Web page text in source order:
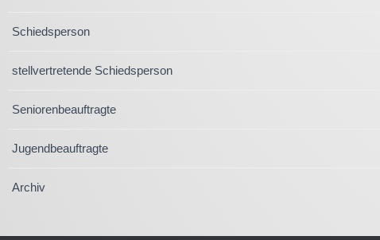
Schiedsperson
stellvertretende Schiedsperson
Seniorenbeauftragte
Jugendbeauftragte
Archiv